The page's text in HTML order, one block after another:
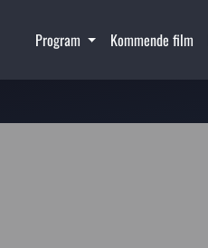
Program Kommende film